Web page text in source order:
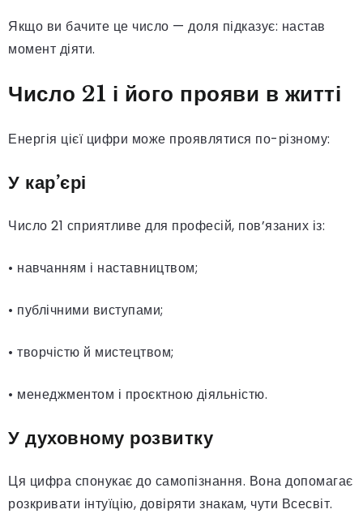
Якщо ви бачите це число — доля підказує: настав
момент діяти.
Число 21 і його прояви в житті
Енергія цієї цифри може проявлятися по-різному:
У кар’єрі
Число 21 сприятливе для професій, пов’язаних із:
• навчанням і наставництвом;
• публічними виступами;
• творчістю й мистецтвом;
• менеджментом і проєктною діяльністю.
У духовному розвитку
Ця цифра спонукає до самопізнання. Вона допомагає
розкривати інтуїцію, довіряти знакам, чути Всесвіт.